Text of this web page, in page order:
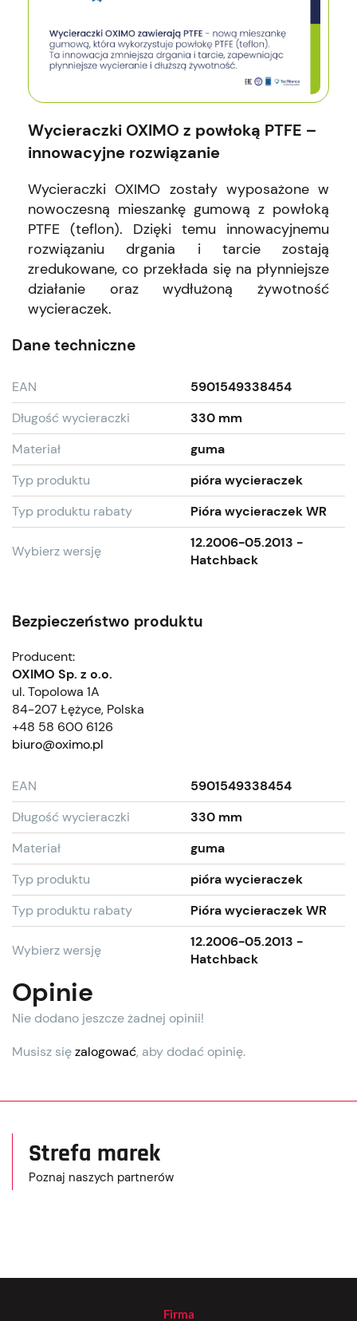
Wycieraczki OXIMO z powłoką PTFE –
innowacyjne rozwiązanie
Wycieraczki OXIMO zostały wyposażone w
nowoczesną mieszankę gumową z powłoką
PTFE (teflon). Dzięki temu innowacyjnemu
rozwiązaniu drgania i tarcie zostają
zredukowane, co przekłada się na płynniejsze
działanie oraz wydłużoną żywotność
wycieraczek.
Dane techniczne
EAN
5901549338454
Długość wycieraczki
330 mm
Materiał
guma
Typ produktu
pióra wycieraczek
Typ produktu rabaty
Pióra wycieraczek WR
Wybierz wersję
12.2006-05.2013 -
Hatchback
Bezpieczeństwo produktu
Producent:
OXIMO Sp. z o.o.
ul. Topolowa 1A
84-207 Łężyce, Polska
+48 58 600 6126
biuro@oximo.pl
EAN
5901549338454
Długość wycieraczki
330 mm
Materiał
guma
Typ produktu
pióra wycieraczek
Typ produktu rabaty
Pióra wycieraczek WR
Wybierz wersję
12.2006-05.2013 -
Hatchback
Opinie
Nie dodano jeszcze żadnej opinii!
Musisz sięzalogować, aby dodać opinię.
Strefa marek
Poznaj naszych partnerów
Firma